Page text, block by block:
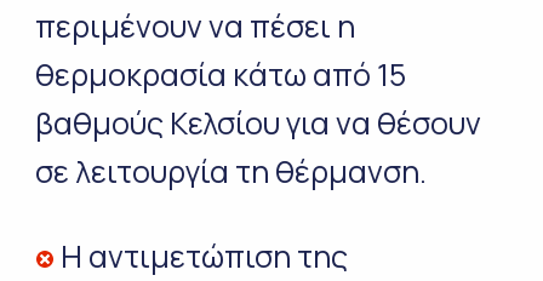
περιμένουν να πέσει η
θερμοκρασία κάτω από 15
βαθμούς Κελσίου για να θέσουν
σε λειτουργία τη θέρμανση.
Η αντιμετώπιση της